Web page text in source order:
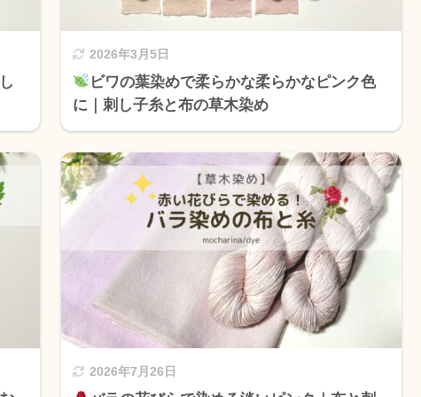
2026年3月5日
ビワの葉染めで柔らかな柔らかなピンク色
に｜刺し子糸と布の草木染め
2026年7月26日